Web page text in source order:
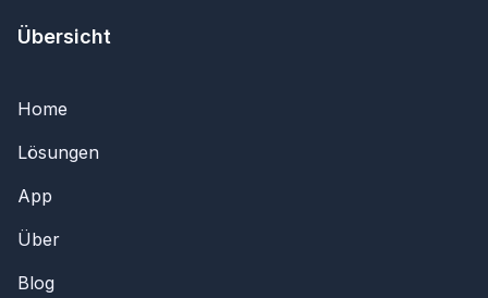
Übersicht
Home
Lösungen
App
Über
Blog